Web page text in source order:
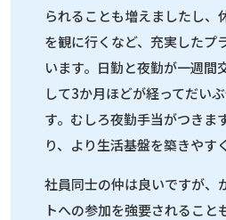
られることも増えましたし、
を観に行くなど、充実したプ
います。日勤と夜勤が一週間
して3か月ほどが経ってだい
す。むしろ夜勤手当がつきま
り、より生活基盤を築きやす
社員同士の仲は良いですが、
トへの参加を強要されること